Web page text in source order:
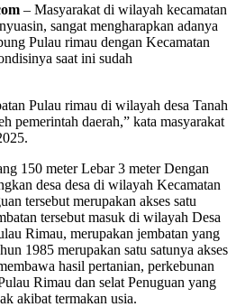
– Masyarakat di wilayah kecamatan
sangat mengharapkan adanya
Pulau rimau dengan Kecamatan
saat ini sudah
Pulau rimau di wilayah desa Tanah
pemerintah daerah,” kata masyarakat
150 meter Lebar 3 meter Dengan
desa desa di wilayah Kecamatan
tersebut merupakan akses satu
tersebut masuk di wilayah Desa
Rimau, merupakan jembatan yang
1985 merupakan satu satunya akses
hasil pertanian, perkebunan
Rimau dan selat Penuguan yang
akibat termakan usia.